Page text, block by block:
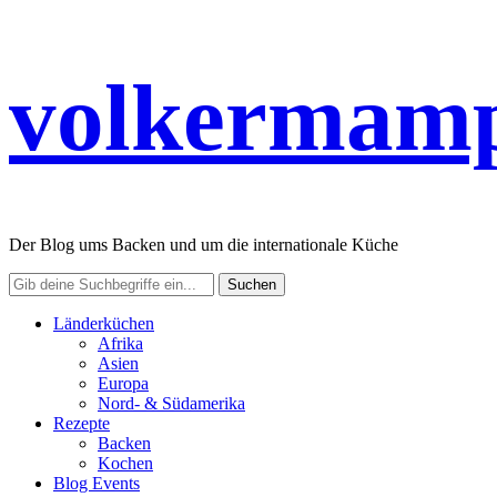
Der Blog ums Backen und um die internationale Küche
Länderküchen
Afrika
Asien
Europa
Nord- & Südamerika
Rezepte
Backen
Kochen
Blog Events